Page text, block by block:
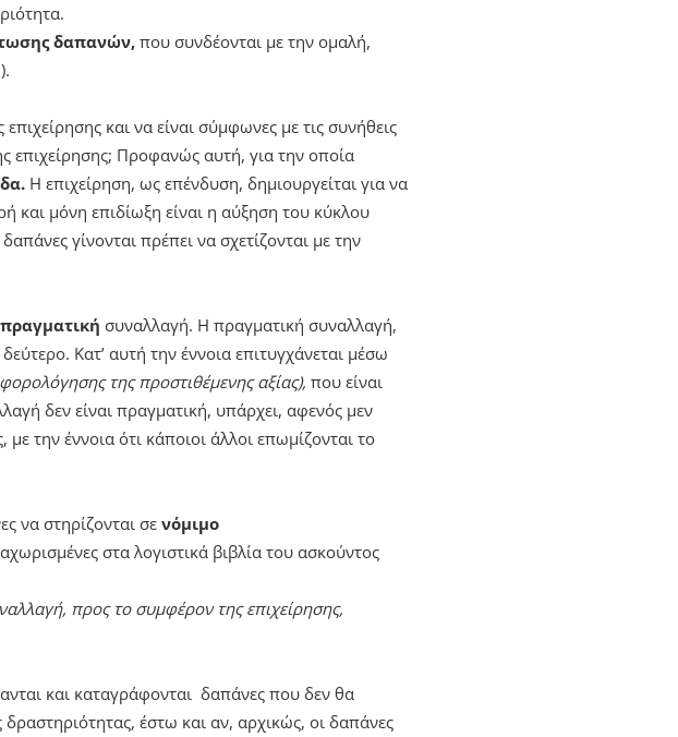
δαπανών,που συνδέονται με την ομαλή,
επιχείρησης και να είναι σύμφωνες με τις συνήθεις
επιχείρησης; Προφανώς αυτή, για την οποία
Η επιχείρηση, ως επένδυση, δημιουργείται για να
μόνη επιδίωξη είναι η αύξηση του κύκλου
γίνονται πρέπει να σχετίζονται με την
πραγματική συναλλαγή. Η πραγματική συναλλαγή,
Κατ’ αυτή την έννοια επιτυγχάνεται μέσω
της προστιθέμενης αξίας), που είναι
δεν είναι πραγματική, υπάρχει, αφενός μεν
την έννοια ότι κάποιοι άλλοι επωμίζονται το
να στηρίζονται σε νόμιμο
στα λογιστικά βιβλία του ασκούντος
προς το συμφέρον της επιχείρησης,
και καταγράφονται δαπάνες που δεν θα
έστω και αν, αρχικώς, οι δαπάνες